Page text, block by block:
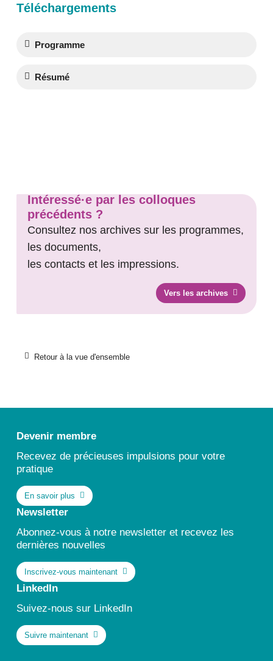
Téléchargements
Programme
Résumé
Intéressé·e par les colloques
précédents ?
Consultez nos archives sur les programmes,
les documents,
les contacts et les impressions.
Vers les archives
Retour à la vue d'ensemble
ContactDevenir membre
Recevez de précieuses impulsions pour votre
pratique
En savoir plus
Newsletter
Abonnez-vous à notre newsletter et recevez les
dernières nouvelles
Inscrivez-vous maintenant
LinkedIn
Suivez-nous sur LinkedIn
Suivre maintenant